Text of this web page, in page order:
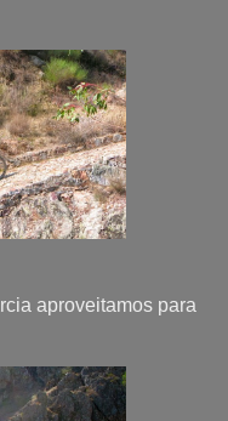
aproveitamos para